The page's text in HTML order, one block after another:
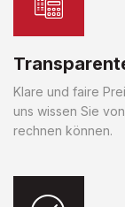
Klare und faire
uns wissen Sie
rechnen können.